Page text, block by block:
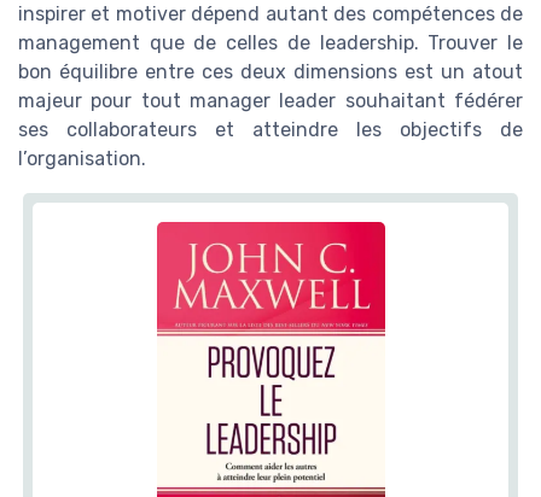
inspirer et motiver dépend autant des compétences de
management que de celles de leadership. Trouver le
bon équilibre entre ces deux dimensions est un atout
majeur pour tout manager leader souhaitant fédérer
ses collaborateurs et atteindre les objectifs de
l’organisation.